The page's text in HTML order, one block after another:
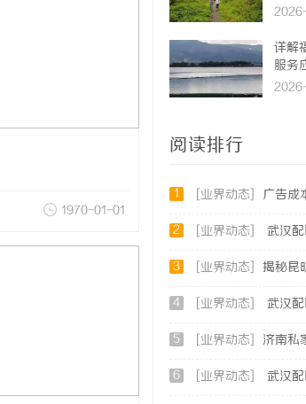
1970-01-01
详解
服务
阅读排行
1 [业界动态] 广告成本该怎
2 [业界动态] 武汉
3 [业界动态] 揭秘昆明私
4 [业界动态] 武汉
5 [业界动态] 济南私家侦
6 [业界动态] 武汉